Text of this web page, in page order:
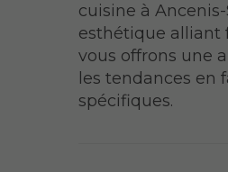
cuisine à
esthétique alliant
vous offrons une
les tendances en
spécifiques.